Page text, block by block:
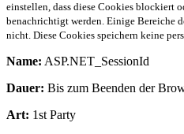
einstellen, dass diese Cookies blockiert
benachrichtigt werden. Einige Bereiche
nicht. Diese Cookies speichern keine
Name: ASP.NET_SessionId
Dauer: Bis zum Beenden der
Art: 1st Party